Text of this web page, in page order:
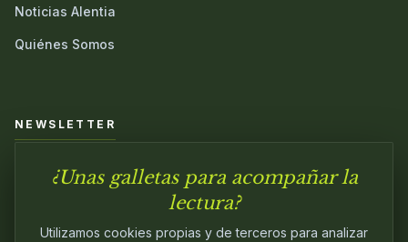
Noticias Alentia
Quiénes Somos
NEWSLETTER
Únete a nuestra comunidad y sé el primero en conocer las
¿Unas galletas para acompañar la
lectura?
Utilizamos cookies propias y de terceros para analizar